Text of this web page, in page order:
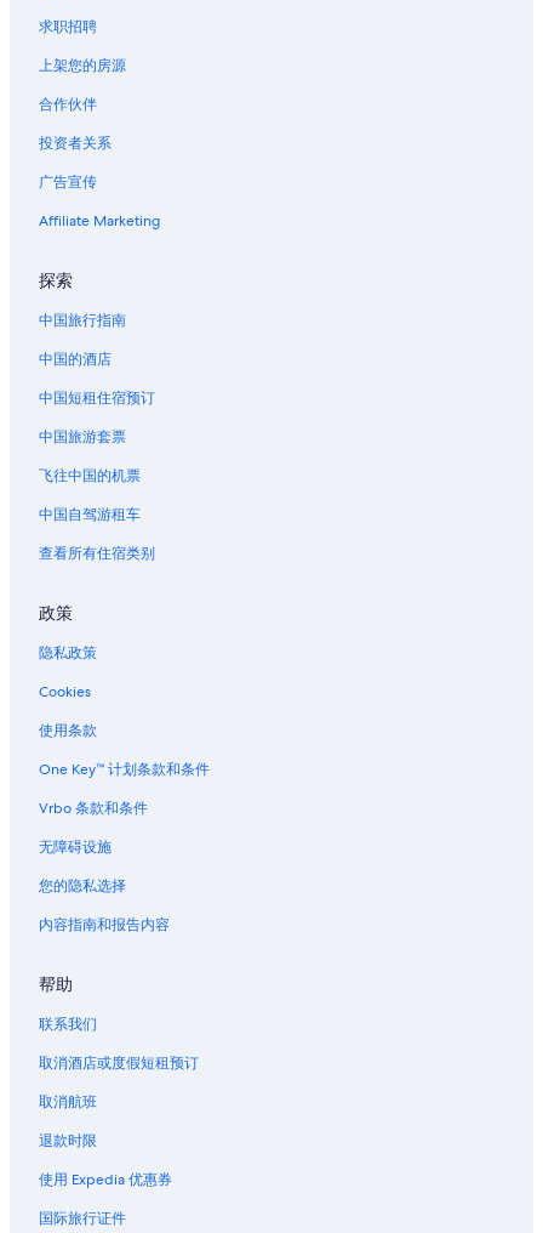
求职招聘
上架您的房源
合作伙伴
投资者关系
广告宣传
Affiliate Marketing
探索
中国旅行指南
中国的酒店
中国短租住宿预订
中国旅游套票
飞往中国的机票
中国自驾游租车
查看所有住宿类别
政策
隐私政策
Cookies
使用条款
One Key™ 计划条款和条件
Vrbo 条款和条件
无障碍设施
您的隐私选择
内容指南和报告内容
帮助
联系我们
取消酒店或度假短租预订
取消航班
退款时限
使用 Expedia 优惠券
国际旅行证件